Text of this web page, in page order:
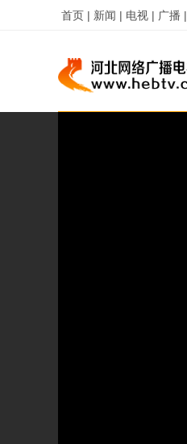
首页 | 新闻 | 电视 | 广播 |